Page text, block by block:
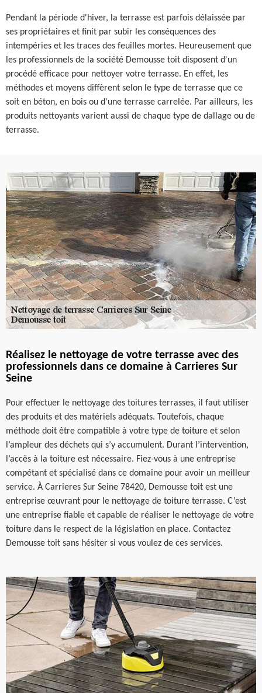
Pendant la période d'hiver, la terrasse est parfois délaissée par
ses propriétaires et finit par subir les conséquences des
intempéries et les traces des feuilles mortes. Heureusement que
les professionnels de la société Demousse toit disposent d'un
procédé efficace pour nettoyer votre terrasse. En effet, les
méthodes et moyens diffèrent selon le type de terrasse que ce
soit en béton, en bois ou d'une terrasse carrelée. Par ailleurs, les
produits nettoyants varient aussi de chaque type de dallage ou de
terrasse.
Réalisez le nettoyage de votre terrasse avec des
professionnels dans ce domaine à Carrieres Sur
Seine
Pour effectuer le nettoyage des toitures terrasses, il faut utiliser
des produits et des matériels adéquats. Toutefois, chaque
méthode doit être compatible à votre type de toiture et selon
l’ampleur des déchets qui s’y accumulent. Durant l’intervention,
l’accès à la toiture est nécessaire. Fiez-vous à une entreprise
compétant et spécialisé dans ce domaine pour avoir un meilleur
service. À Carrieres Sur Seine 78420, Demousse toit est une
entreprise œuvrant pour le nettoyage de toiture terrasse. C’est
une entreprise fiable et capable de réaliser le nettoyage de votre
toiture dans le respect de la législation en place. Contactez
Demousse toit sans hésiter si vous voulez de ces services.